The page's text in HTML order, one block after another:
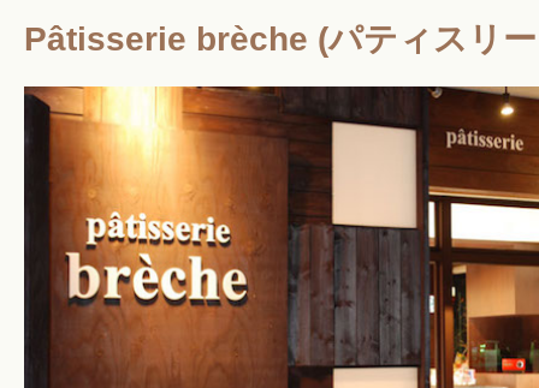
暮らしのこと
暮らしのキホン
暮らしのデザイン
Pâtisserie brèche (パティスリ